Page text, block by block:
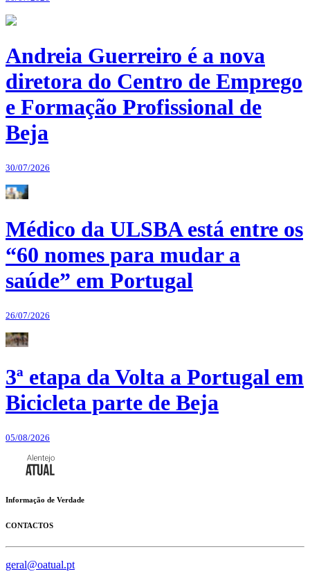
Andreia Guerreiro é a nova
diretora do Centro de Emprego
e Formação Profissional de
Beja
30/07/2026
Médico da ULSBA está entre os
“60 nomes para mudar a
saúde” em Portugal
26/07/2026
3ª etapa da Volta a Portugal em
Bicicleta parte de Beja
05/08/2026
Informação de Verdade
CONTACTOS
geral@oatual.pt